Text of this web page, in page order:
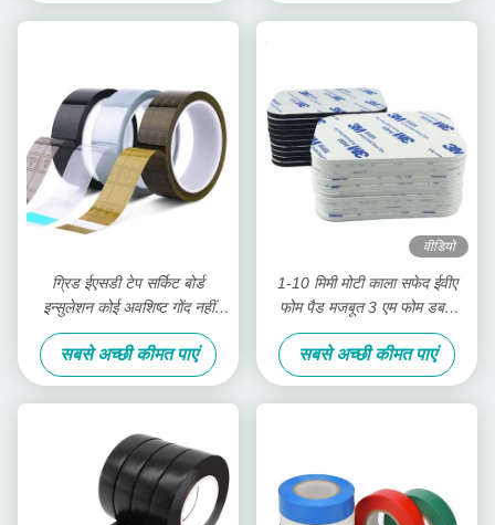
ग्रिड ईएसडी टेप सर्किट बोर्ड
इन्सुलेशन कोई अवशिष्ट गोंद नहीं
ओपीपी टेप
सबसे अच्छी कीमत पाएं
वीडियो
1-10 मिमी मोटी काला सफेद ईवीए
फोम पैड मजबूत 3 एम फोम डबल
साइड टेप
सबसे अच्छी कीमत पाएं